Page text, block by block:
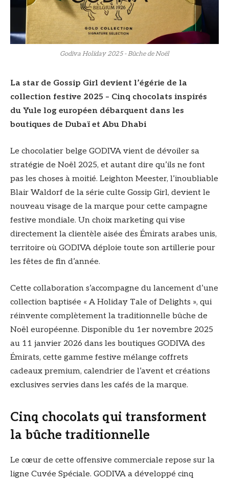
Godiva Holiday 2025 - Bûche de Noël
La star de Gossip Girl devient l’égérie de la
collection festive 2025 – Cinq chocolats inspirés
du Yule log européen débarquent dans les
boutiques de Dubaï et Abu Dhabi
Le chocolatier belge GODIVA vient de dévoiler sa
stratégie de Noël 2025, et autant dire qu’ils ne font
pas les choses à moitié. Leighton Meester, l’inoubliable
Blair Waldorf de la série culte Gossip Girl, devient le
nouveau visage de la marque pour cette campagne
festive mondiale. Un choix marketing qui vise
directement la clientèle aisée des Émirats arabes unis,
territoire où GODIVA déploie toute son artillerie pour
les fêtes de fin d’année.
Cette collaboration s’accompagne du lancement d’une
collection baptisée « A Holiday Tale of Delights », qui
réinvente complètement la traditionnelle bûche de
Noël européenne. Disponible du 1er novembre 2025
au 11 janvier 2026 dans les boutiques GODIVA des
Émirats, cette gamme festive mélange coffrets
cadeaux premium, calendrier de l’avent et créations
exclusives servies dans les cafés de la marque.
Cinq chocolats qui transforment
la bûche traditionnelle
Le cœur de cette offensive commerciale repose sur la
ligne Cuvée Spéciale. GODIVA a développé cinq